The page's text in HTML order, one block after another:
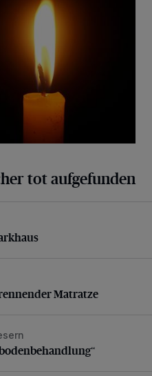
tot aufgefunden
Matratze
Matratze